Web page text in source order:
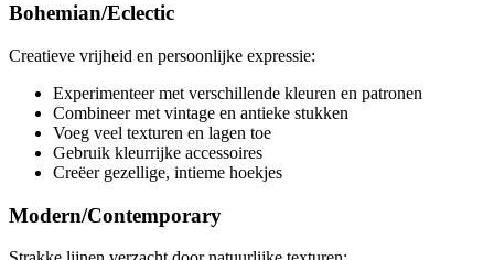
Bohemian/Eclectic
Creatieve vrijheid en persoonlijke expressie:
Experimenteer met verschillende kleuren en patronen
Combineer met vintage en antieke stukken
Voeg veel texturen en lagen toe
Gebruik kleurrijke accessoires
Creëer gezellige, intieme hoekjes
Modern/Contemporary